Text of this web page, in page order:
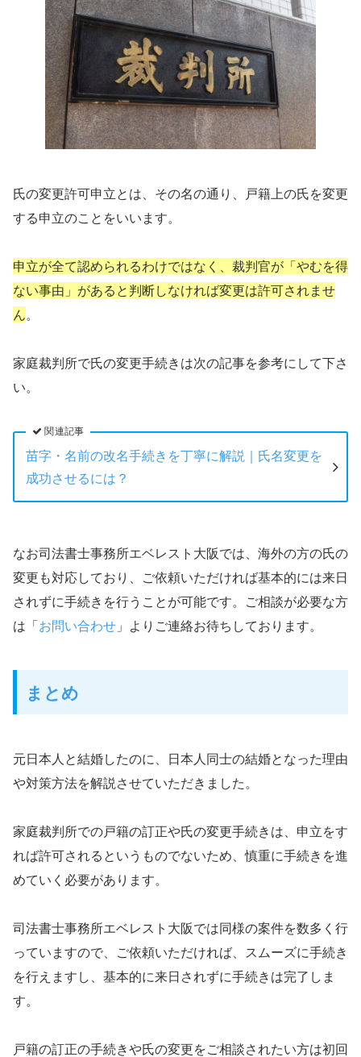
氏の変更許可申立とは、その名の通り、戸籍上の氏を変更
する申立のことをいいます。
申立が全て認められるわけではなく、裁判官が「やむを得
ない事由」があると判断しなければ変更は許可されませ
ん。
家庭裁判所で氏の変更手続きは次の記事を参考にして下さ
い。
関連記事
苗字・名前の改名手続きを丁寧に解説｜氏名変更を
成功させるには？
なお司法書士事務所エベレスト大阪では、海外の方の氏の
変更も対応しており、ご依頼いただければ基本的には来日
されずに手続きを行うことが可能です。ご相談が必要な方
は「お問い合わせ 」よりご連絡お待ちしております。
まとめ
元日本人と結婚したのに、日本人同士の結婚となった理由
や対策方法を解説させていただきました。
家庭裁判所での戸籍の訂正や氏の変更手続きは、申立をす
れば許可されるというものでないため、慎重に手続きを進
めていく必要があります。
司法書士事務所エベレスト大阪では同様の案件を数多く行
っていますので、ご依頼いただければ、スムーズに手続き
を行えますし、基本的に来日されずに手続きは完了しま
す。
戸籍の訂正の手続きや氏の変更をご相談されたい方は初回